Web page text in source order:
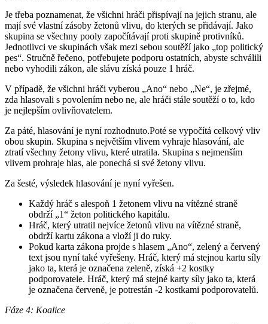
Je třeba poznamenat, že všichni hráči přispívají na jejich stranu, ale
mají své vlastní zásoby žetonů vlivu, do kterých se přidávají. Jako
skupina se všechny pooly započítávají proti skupině protivníků.
Jednotlivci ve skupinách však mezi sebou soutěží jako „top politický
pes“. Stručně řečeno, potřebujete podporu ostatních, abyste schválili
nebo vyhodili zákon, ale slávu získá pouze 1 hráč.
V případě, že všichni hráči vyberou „Ano“ nebo „Ne“, je zřejmé,
zda hlasovali s povolením nebo ne, ale hráči stále soutěží o to, kdo
je nejlepším ovlivňovatelem.
Za páté, hlasování je nyní rozhodnuto.Poté se vypočítá celkový vliv
obou skupin. Skupina s největším vlivem vyhraje hlasování, ale
ztratí všechny žetony vlivu, které utratila. Skupina s nejmenším
vlivem prohraje hlas, ale ponechá si své žetony vlivu.
Za šesté, výsledek hlasování je nyní vyřešen.
Každý hráč s alespoň 1 žetonem vlivu na vítězné straně
obdrží „1“ žeton politického kapitálu.
Hráč, který utratil nejvíce žetonů vlivu na vítězné straně,
obdrží kartu zákona a vloží ji do ruky.
Pokud karta zákona projde s hlasem „Ano“, zelený a červený
text jsou nyní také vyřešeny. Hráč, který má stejnou kartu síly
jako ta, která je označena zeleně, získá +2 kostky
podporovatele. Hráč, který má stejné karty síly jako ta, která
je označena červeně, je potrestán -2 kostkami podporovatelů.
Fáze 4: Koalice